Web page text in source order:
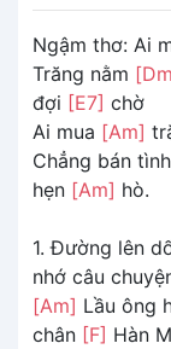
Ngậm thơ: Ai
Trăng nằm
đợi [E7] chờ
Ai mua [Am]
Chẳng bán tình
hẹn [Am] hò.
1. Đường lên
nhớ câu
[Am] Lầu ông
chân [F] Hàn